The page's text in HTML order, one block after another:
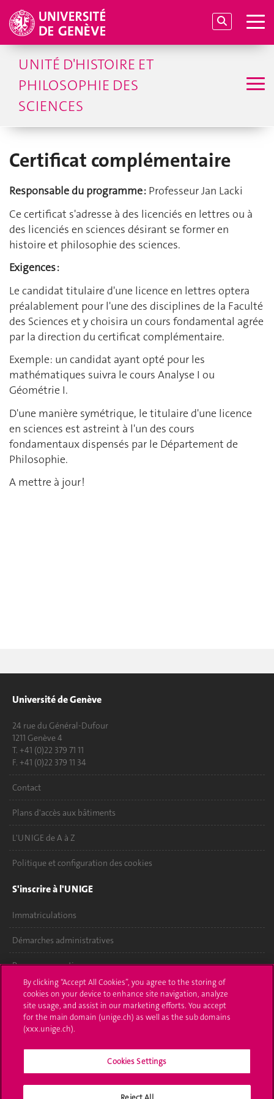
UNITÉ D'HISTOIRE ET
PHILOSOPHIE DES
SCIENCES
Certificat complémentaire
Responsable du programme : Professeur Jan Lacki
Ce certificat s'adresse à des licenciés en lettres ou à
des licenciés en sciences désirant se former en
histoire et philosophie des sciences.
Exigences :
Le candidat titulaire d'une licence en lettres optera
préalablement pour l'une des disciplines de la Faculté
des Sciences et y choisira un cours fondamental agrée
par la direction du certificat complémentaire.
Exemple: un candidat ayant opté pour les
mathématiques suivra le cours Analyse I ou
Géométrie I.
D'une manière symétrique, le titulaire d'une licence
en sciences est astreint à l'un des cours
fondamentaux dispensés par le Département de
Philosophie.
A mettre à jour !
Université de Genève
24 rue du Général-Dufour
1211 Genève 4
T. +41 (0)22 379 71 11
F. +41 (0)22 379 11 34
Contact
Plans d'accès aux bâtiments
L'UNIGE de A à Z
Politique et configuration des cookies
S'inscrire à l'UNIGE
Immatriculations
Démarches administratives
Poser une question
L'UNIGE vous informe
UNIGE Mobile
By clicking “Accept All Cookies”, you agree to the storing of
cookies on your device to enhance site navigation, analyze
site usage, and assist in our marketing efforts. You accept
for the main domain (unige.ch) as well as the sub domains
(xxx.unige.ch).
Cookies Settings